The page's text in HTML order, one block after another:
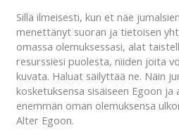
Sillä ilmeisesti, kun et näe
menettänyt suoran ja tietoisen
omassa olemuksessasi, alat
resurssiesi puolesta, niiden joita
kuvata. Haluat säilyttää ne. Näin
kosketuksensa sisäiseen Egoon ja
enemmän oman olemuksensa
Alter Egoon.